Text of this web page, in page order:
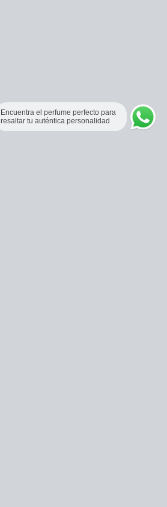
Encuentra el perfume perfecto para
resaltar tu auténtica personalidad